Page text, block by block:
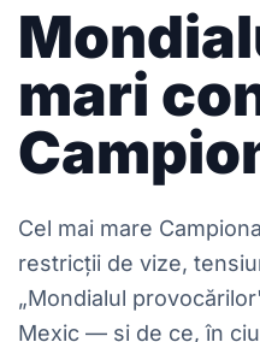
mari
Cel mai mare
restricții de vize,
„Mondialul
Mexic — și de ce, în